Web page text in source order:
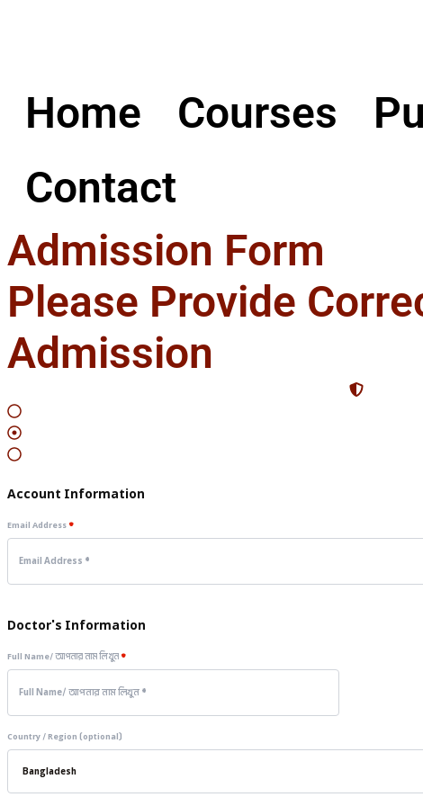
Home Courses
Contact
Admission Form
Please Provide
Admission
Account Information
Email Address *
Doctor's Information
Full Name/ আপনার নাম লিখুন *
Country / Region (optional)